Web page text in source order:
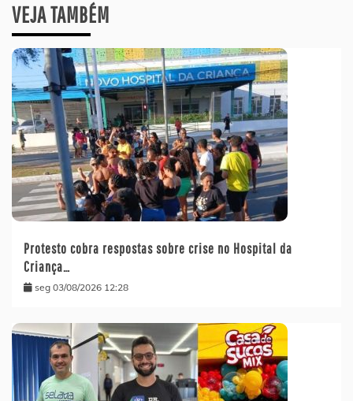
VEJA TAMBÉM
Protesto cobra respostas sobre crise no Hospital da
Criança…
seg 03/08/2026 12:28